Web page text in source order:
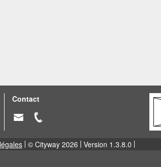
Contact
© Cityway 2026 Version 1.3.8.0